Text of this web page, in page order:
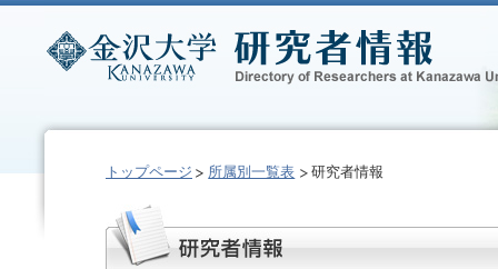
トップページ 所属別一覧表 研究者情報